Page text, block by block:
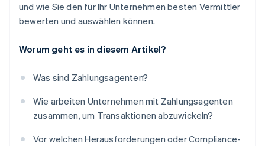
und wie Sie den für Ihr Unternehmen besten Vermittler
bewerten und auswählen können.
Worum geht es in diesem Artikel?
Was sind Zahlungsagenten?
Wie arbeiten Unternehmen mit Zahlungsagenten
zusammen, um Transaktionen abzuwickeln?
Vor welchen Herausforderungen oder Compliance-